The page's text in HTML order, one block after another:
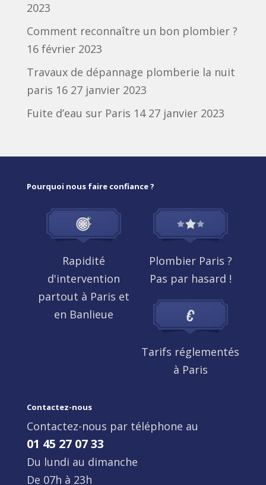
2023
Comment reconnaître un bon plombier ?
16 février 2023
Travaux de dépannage plomberie la nuit
paris 16 27 janvier 2023
Fuite d’eau sur Paris 14 27 janvier 2023
Pourquoi nous faire confiance ?
Rapidité
d'intervention
partout à Paris et
en Banlieue
Plombier Paris ?
Pas par hasard !
Tarifs réglementés
à Paris
Contactez-nous
Contactez-nous par téléphone au
01 45 27 07 33
Du lundi au dimanche
De 07h à 23h